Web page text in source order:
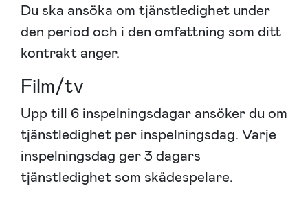
Du ska ansöka om tjänstledighet under
den period och i den omfattning som ditt
kontrakt anger.
Film/tv
Upp till 6 inspelningsdagar ansöker du om
tjänstledighet per inspelningsdag. Varje
inspelningsdag ger 3 dagars
tjänstledighet som skådespelare.